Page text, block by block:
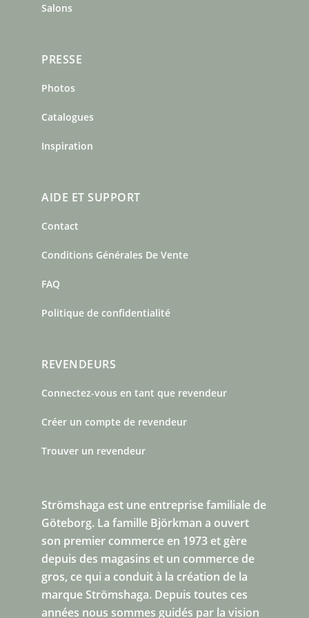
Strömshaga est une entreprise familiale de
Göteborg. La famille Björkman a ouvert
son premier commerce en 1973 et gère
depuis des magasins et un commerce de
gros, ce qui a conduit à la création de la
marque Strömshaga. Depuis toutes ces
années nous sommes guidés par la vision
Salons
PRESSE
Photos
Catalogues
Inspiration
AIDE ET SUPPORT
Contact
Conditions Générales De Vente
FAQ
Politique de confidentialité
REVENDEURS
Connectez-vous en tant que revendeur
Créer un compte de revendeur
Trouver un revendeur